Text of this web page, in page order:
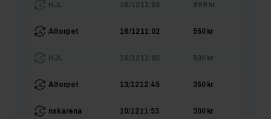
HJL 16/12 11:03 999 kr
Altorpet 16/12 11:02 550 kr
HJL 16/12 11:02 500 kr
Altorpet 13/12 12:45 350 kr
nskarena 10/12 11:53 300 kr